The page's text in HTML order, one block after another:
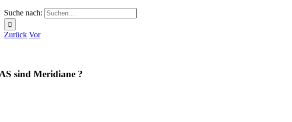
Suche nach:
Zurück Vor
sind Meridiane ?